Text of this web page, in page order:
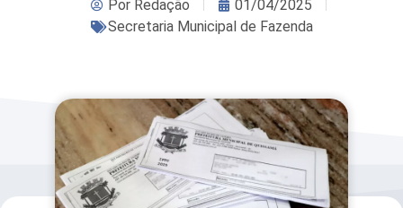
PorRedação
01/04/2025
Secretaria Municipal de Fazenda